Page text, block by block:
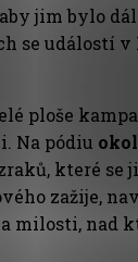
jim bylo
se událostí v
ploše
Na pódiu
které se
zažije,
milosti, nad